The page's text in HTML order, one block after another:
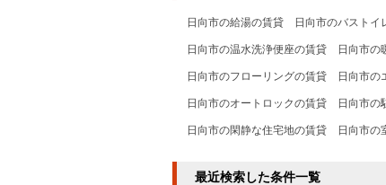
日向市の給湯の賃貸 日向市のバストイ
日向市の温水洗浄便座の賃貸 日向市の
日向市のフローリングの賃貸 日向市の
日向市のオートロックの賃貸 日向市の
日向市の閑静な住宅地の賃貸 日向市の
最近検索した条件一覧